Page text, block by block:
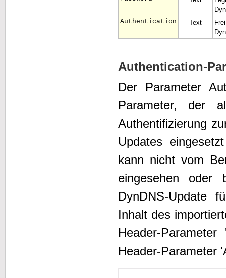
Authentication
Text
Authentication-
Der Parameter
Parameter, der
Authentifizierung
Updates
kann nicht vom
eingesehen oder
DynDNS-Update
Inhalt des
Header-
Header-Parameter